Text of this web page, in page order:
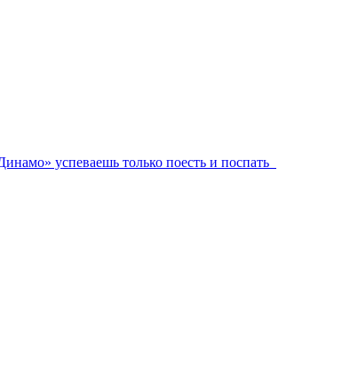
успеваешь только поесть и поспать